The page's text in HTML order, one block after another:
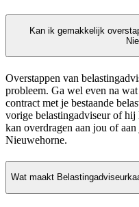
Kan ik gemakkelijk
Overstappen van
probleem. Ga wel even na
contract met je bestaande
vorige belastingadviseur of
kan overdragen aan jou of
Nieuwehorne.
Wat maakt